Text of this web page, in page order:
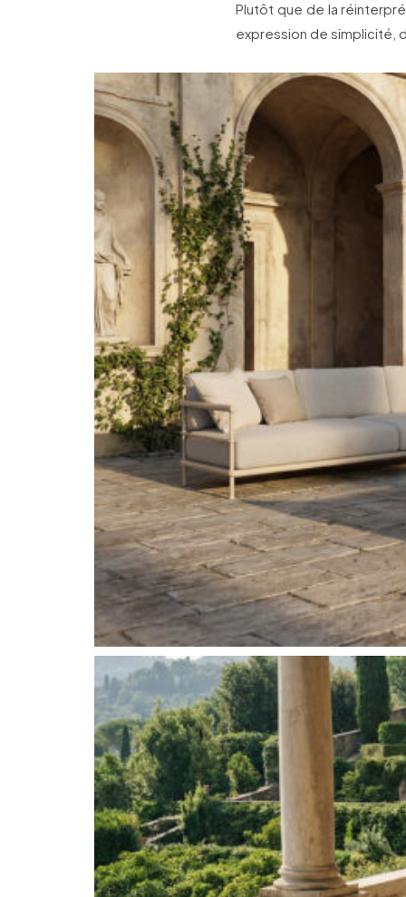
Plutôt que de la
expression de simplicité,